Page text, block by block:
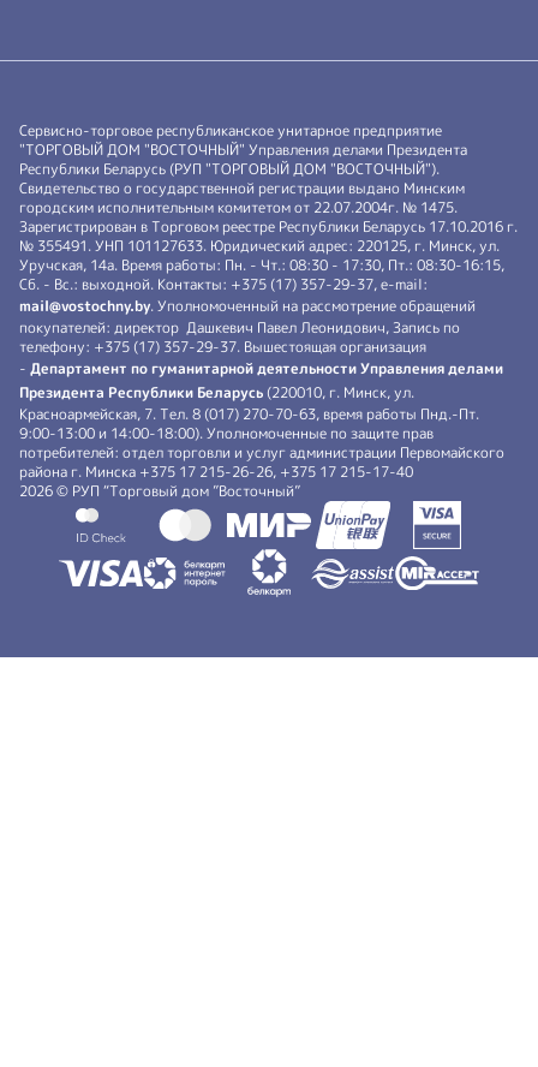
Сервисно-торговое республиканское унитарное предприятие
"ТОРГОВЫЙ ДОМ "ВОСТОЧНЫЙ" Управления делами Президента
Республики Беларусь (РУП "ТОРГОВЫЙ ДОМ "ВОСТОЧНЫЙ").
Свидетельство о государственной регистрации выдано Минским
городским исполнительным комитетом от 22.07.2004г. № 1475.
Зарегистрирован в Торговом реестре Республики Беларусь 17.10.2016 г.
№ 355491. УНП 101127633. Юридический адрес: 220125, г. Минск, ул.
Уручская, 14а. Время работы: Пн. - Чт.: 08:30 - 17:30, Пт.: 08:30-16:15,
Сб. - Вс.: выходной. Контакты: +375 (17) 357-29-37, e-mail:
mail@vostochny.by. Уполномоченный на рассмотрение обращений
покупателей: директор Дашкевич Павел Леонидович, Запись по
телефону: +375 (17) 357-29-37. Вышестоящая организация
- Департамент по гуманитарной деятельности Управления делами
Президента Республики Беларусь (220010, г. Минск, ул.
Красноармейская, 7. Тел. 8 (017) 270-70-63, время работы Пнд.-Пт.
9:00-13:00 и 14:00-18:00). Уполномоченные по защите прав
потребителей: отдел торговли и услуг администрации Первомайского
района г. Минска +375 17 215-26-26, +375 17 215-17-40
2026 © РУП “Торговый дом ”Восточный”